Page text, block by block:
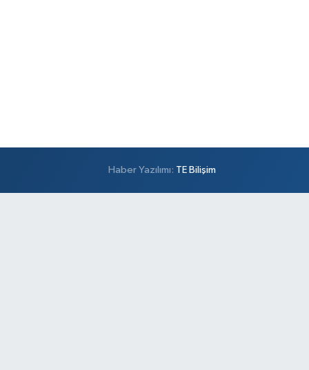
Haber Yazılımı: TE Bilişim